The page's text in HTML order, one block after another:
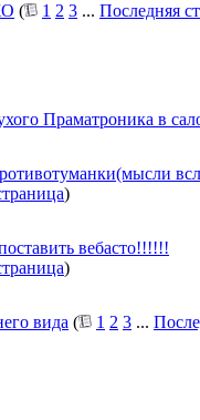
( 1 2 3 ... Последняя
Праматроника в
)
вебасто!!!!!!
)
вида ( 1 2 3 ...